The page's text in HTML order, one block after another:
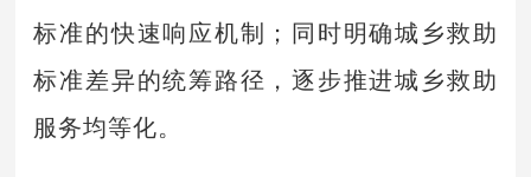
标准的快速响应机制；同时明确城乡救助
标准差异的统筹路径，逐步推进城乡救助
服务均等化。